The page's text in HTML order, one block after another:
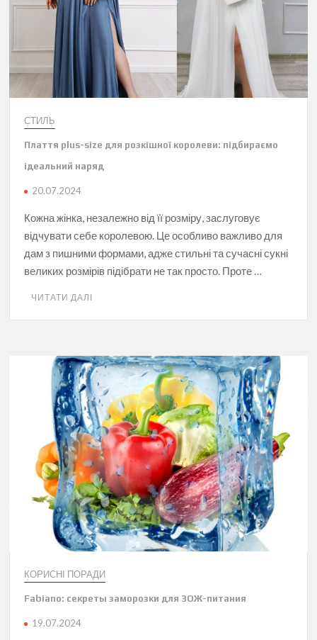
СТИЛЬ
Плаття plus-size для розкішної королеви: підбираємо
ідеальний наряд
20.07.2024
Кожна жінка, незалежно від її розміру, заслуговує
відчувати себе королевою. Це особливо важливо для
дам з пишними формами, адже стильні та сучасні сукні
великих розмірів підібрати не так просто. Проте …
ЧИТАТИ ДАЛІ
КОРИСНІ ПОРАДИ
Fabiano: секреты заморозки для ЗОЖ-питания
19.07.2024